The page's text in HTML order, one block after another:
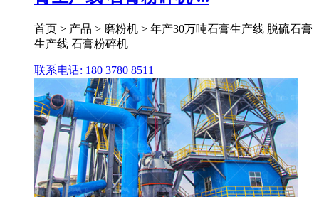
首页 > 产品 > 磨粉机 > 年产30万吨石膏生产线 脱硫石膏
生产线 石膏粉碎机
联系电话: 180 3780 8511